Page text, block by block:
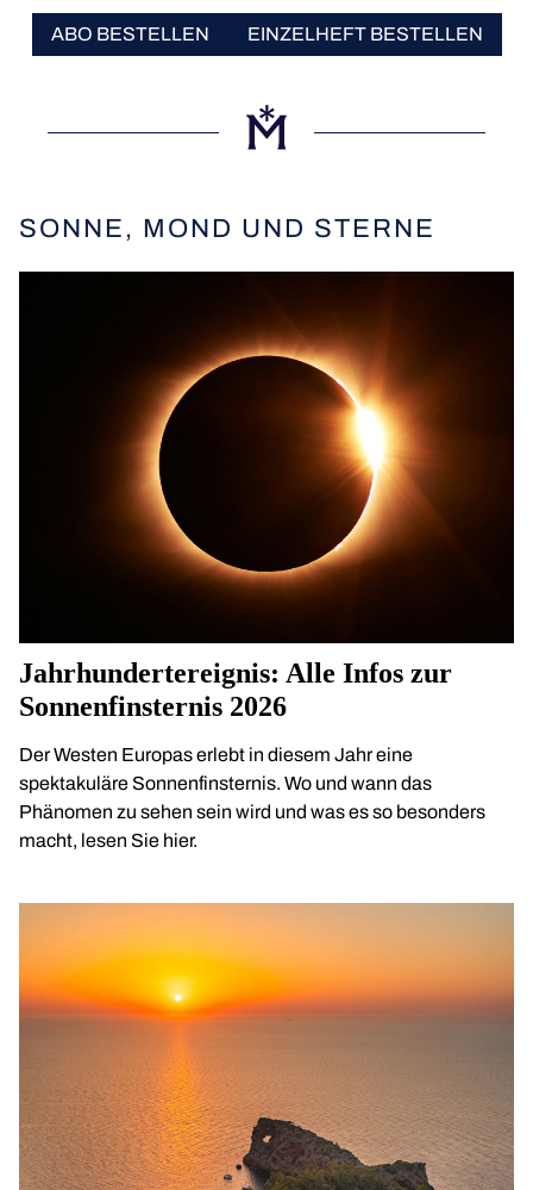
ABO BESTELLEN EINZELHEFT BESTELLEN
SONNE, MOND UND STERNE
Jahrhundertereignis: Alle Infos zur
Sonnenfinsternis 2026
Der Westen Europas erlebt in diesem Jahr eine
spektakuläre Sonnenfinsternis. Wo und wann das
Phänomen zu sehen sein wird und was es so besonders
macht, lesen Sie hier.